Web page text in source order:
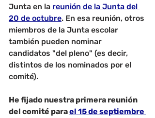
Junta en la reunión de la Junta del
20 de octubre. En esa reunión, otros
miembros de la Junta escolar
también pueden nominar
candidatos "del pleno" (es decir,
distintos de los nominados por el
comité).
He fijado nuestra primera reunión
del comité para el 15 de septiembre